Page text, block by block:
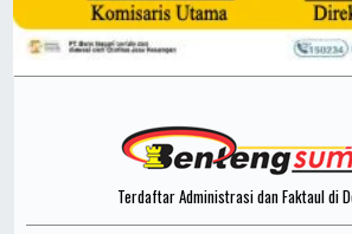
Terdaftar Administrasi dan Faktaul di